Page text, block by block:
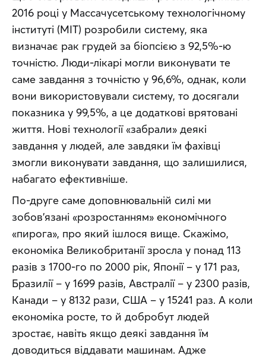
2016 році у Массачусетському технологічному
інституті (MIT) розробили систему, яка
визначає рак грудей за біопсією з 92,5%-ю
точністю. Люди-лікарі могли виконувати те
саме завдання з точністю у 96,6%, однак, коли
вони використовували систему, то досягали
показника у 99,5%, а це додаткові врятовані
життя. Нові технології «забрали» деякі
завдання у людей, але завдяки їм фахівці
змогли виконувати завдання, що залишилися,
набагато ефективніше.
По-друге саме доповнювальній силі ми
зобов’язані «розростанням» економічного
«пирога», про який ішлося вище. Скажімо,
економіка Великобританії зросла у понад 113
разів з 1700-го по 2000 рік, Японії – у 171 раз,
Бразилії – у 1699 разів, Австралії – у 2300 разів,
Канади – у 8132 рази, США – у 15241 раз. А коли
економіка росте, то й добробут людей
зростає, навіть якщо деякі завдання їм
доводиться віддавати машинам. Адже